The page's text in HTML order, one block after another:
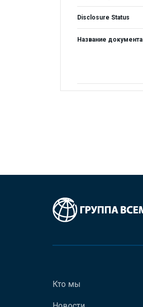
Disclosure Status
Название документа
Кто мы